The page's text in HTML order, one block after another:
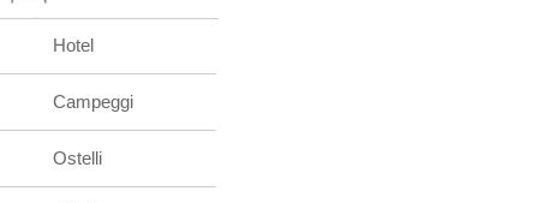
Hotel
Campeggi
Ostelli